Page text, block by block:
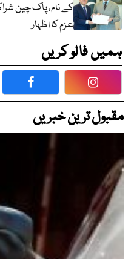
کے نام، پاک چین
عزم کا اظہار
ہمیں فالو کریں
Facebook
مقبول ترین خبریں